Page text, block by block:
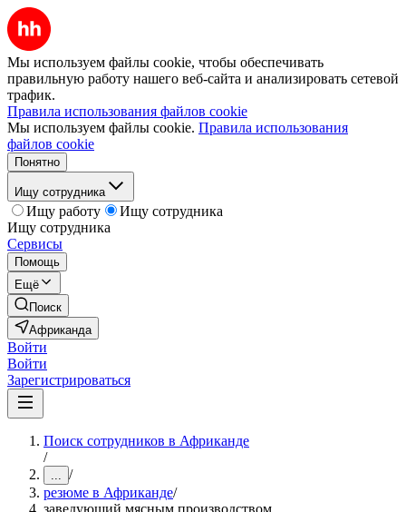
Мы используем файлы cookie, чтобы обеспечивать
правильную работу нашего веб-сайта и анализировать сетевой
трафик.
Правила использования файлов cookie
Мы используем файлы cookie. Правила использования
файлов cookie
Понятно
Ищу сотрудника
Ищу работу
Ищу сотрудника
Ищу сотрудника
Сервисы
Помощь
Ещё
Поиск
Африканда
Войти
Войти
Зарегистрироваться
Поиск сотрудников в Африканде
/
... /
резюме в Африканде/
заведующий мясным производством